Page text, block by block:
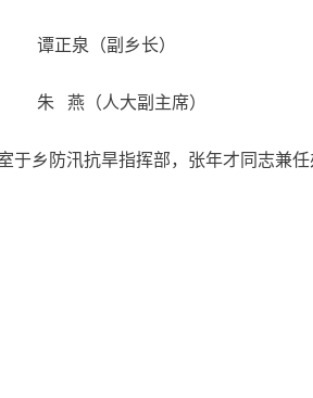
谭正泉（副乡长）
朱 燕（人大副主席）
于乡防汛抗旱指挥部，张年才同志兼